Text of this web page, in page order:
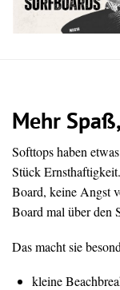
Mehr
Softtops haben
Stück
Board, keine Angst
Board mal über den
Das macht sie
kleine